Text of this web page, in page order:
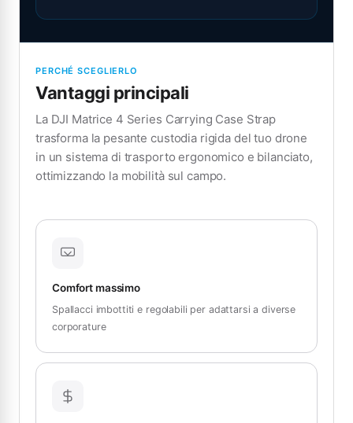
PERCHÉ SCEGLIERLO
Vantaggi principali
La DJI Matrice 4 Series Carrying Case Strap
trasforma la pesante custodia rigida del tuo drone
in un sistema di trasporto ergonomico e bilanciato,
ottimizzando la mobilità sul campo.
Comfort massimo
Spallacci imbottiti e regolabili per adattarsi a diverse
corporature